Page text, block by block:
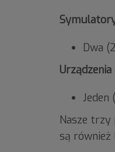
Dwa
Jeden
Nasze trzy
są również